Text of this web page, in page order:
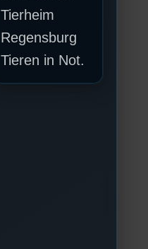
Tierheim
Regensburg
Tieren in Not.